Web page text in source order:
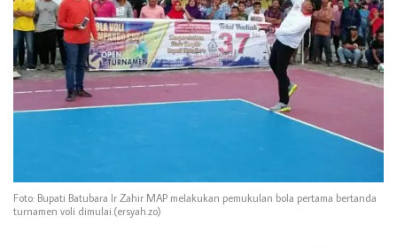
Foto: Bupati Batubara Ir Zahir MAP melakukan pemukulan bola pertama bertanda
turnamen voli dimulai.(ersyah.zo)